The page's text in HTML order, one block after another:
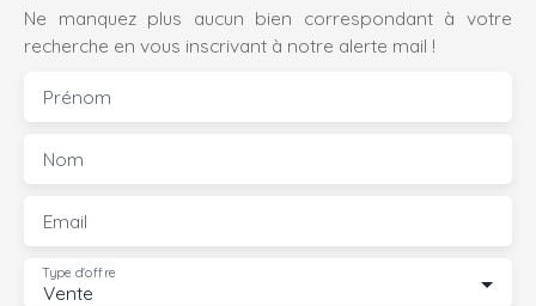
Ne manquez plus aucun bien correspondant à votre
recherche en vous inscrivant à notre alerte mail !
Prénom
Nom
Email
Vente
Type d'offre